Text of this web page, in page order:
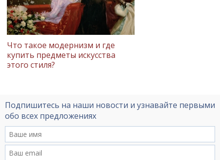
Что такое модернизм и где
купить предметы искусства
этого стиля?
Подпишитесь на наши новости и узнавайте первыми
обо всех предложениях